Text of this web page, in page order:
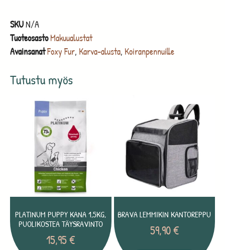
Tutustu myös
PLATINUM PUPPY KANA 1,5KG,
PUOLIKOSTEA TÄYSRAVINTO
15,95€
BRAVA LEMMIKIN KANTOREPPU
59,90€
SKUN/A
Tuoteosasto Makuualustat
AvainsanatFoxy Fur, Karva-alusta, Koiranpennuille